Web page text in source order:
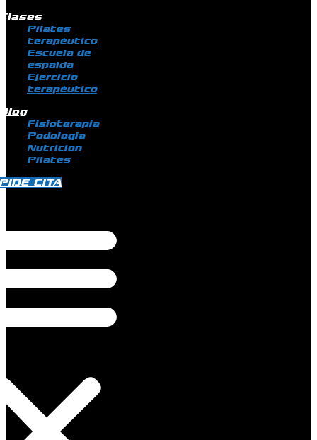
Pilates
terapéutico
Escuela de
espalda
Ejercicio
terapéutico
Fisioterapia
Podologia
Nutricion
Pilates
CITA